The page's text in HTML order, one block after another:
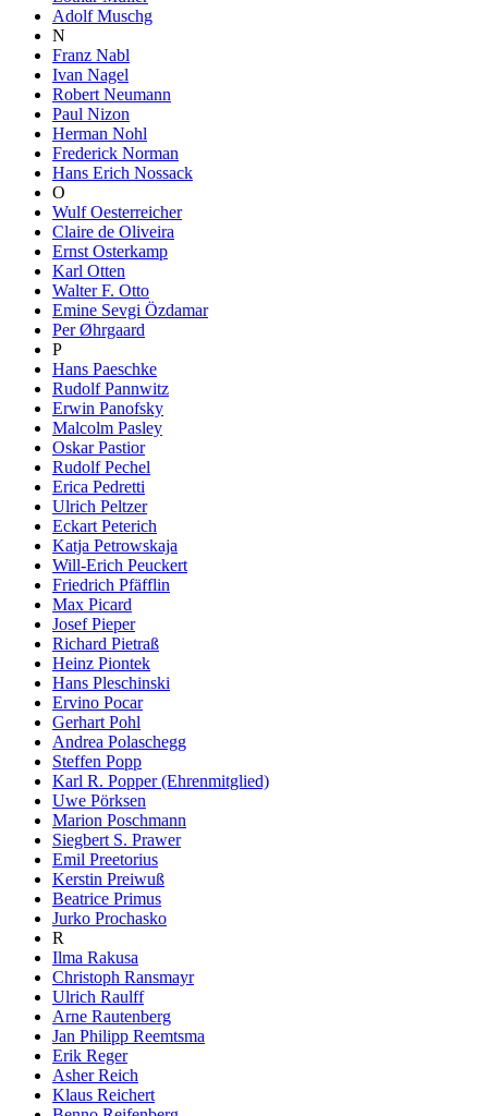
Adolf Muschg
N
Franz Nabl
Ivan Nagel
Robert Neumann
Paul Nizon
Herman Nohl
Frederick Norman
Hans Erich Nossack
O
Wulf Oesterreicher
Claire de Oliveira
Ernst Osterkamp
Karl Otten
Walter F. Otto
Emine Sevgi Özdamar
Per Øhrgaard
P
Hans Paeschke
Rudolf Pannwitz
Erwin Panofsky
Malcolm Pasley
Oskar Pastior
Rudolf Pechel
Erica Pedretti
Ulrich Peltzer
Eckart Peterich
Katja Petrowskaja
Will-Erich Peuckert
Friedrich Pfäfflin
Max Picard
Josef Pieper
Richard Pietraß
Heinz Piontek
Hans Pleschinski
Ervino Pocar
Gerhart Pohl
Andrea Polaschegg
Steffen Popp
Karl R. Popper (Ehrenmitglied)
Uwe Pörksen
Marion Poschmann
Siegbert S. Prawer
Emil Preetorius
Kerstin Preiwuß
Beatrice Primus
Jurko Prochasko
R
Ilma Rakusa
Christoph Ransmayr
Ulrich Raulff
Arne Rautenberg
Jan Philipp Reemtsma
Erik Reger
Asher Reich
Klaus Reichert